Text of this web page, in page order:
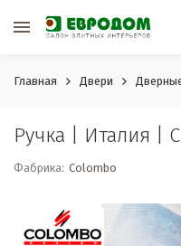
Главная Двери
Ручка | Италия |
Фабрика: Colombo